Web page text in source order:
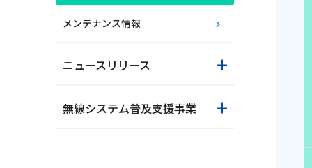
おトクな情報
メンテナンス情報
ニュースリリース
無線システム普及支援事業